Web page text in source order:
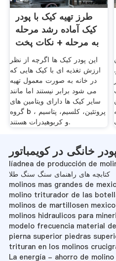
طرز تهیه کیک با پودر
کیک آماده رشد مرحله
به مرحله + نکات پخت
این پودر کیک ها اگرچه از نظر
ارزش تغذیه ای با کیک هایی که
در خانه به صورت معمول تهیه
می شود برابر نیستند اما مانند
سایر کیک ها دارای ویتامین های
گروه b ، پروتئین، کلسیم، پتاسیم
و کربوهیدرات هستند.
líadnea de producción de
کتابچه های راهنمای سنگ سنگ طلا
molinos mas grandes de
molino triturador de las
molinos de martillosen mexico
molinos hidraulicos para
modelo frecuencia material
pierna superior piedras
trituran en los molinos
La energía - ahorro de